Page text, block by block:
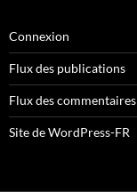
Connexion
Flux des publications
Flux des commentaires
Site de WordPress-FR